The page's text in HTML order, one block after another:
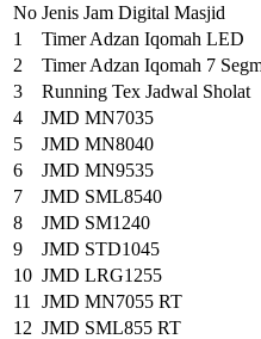
No Jenis Jam Digital Masjid
1
Timer Adzan Iqomah LED
2
Timer Adzan Iqomah 7
3
Running Tex Jadwal Sholat
4
JMD MN7035
5
JMD MN8040
6
JMD MN9535
7
JMD SML8540
8
JMD SM1240
9
JMD STD1045
10 JMD LRG1255
11
JMD MN7055 RT
12 JMD SML855 RT